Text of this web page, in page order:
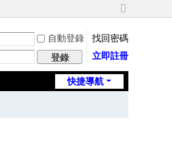
切
到
寬
版
自動登錄
找回密碼
登錄 立即註冊
快捷導航